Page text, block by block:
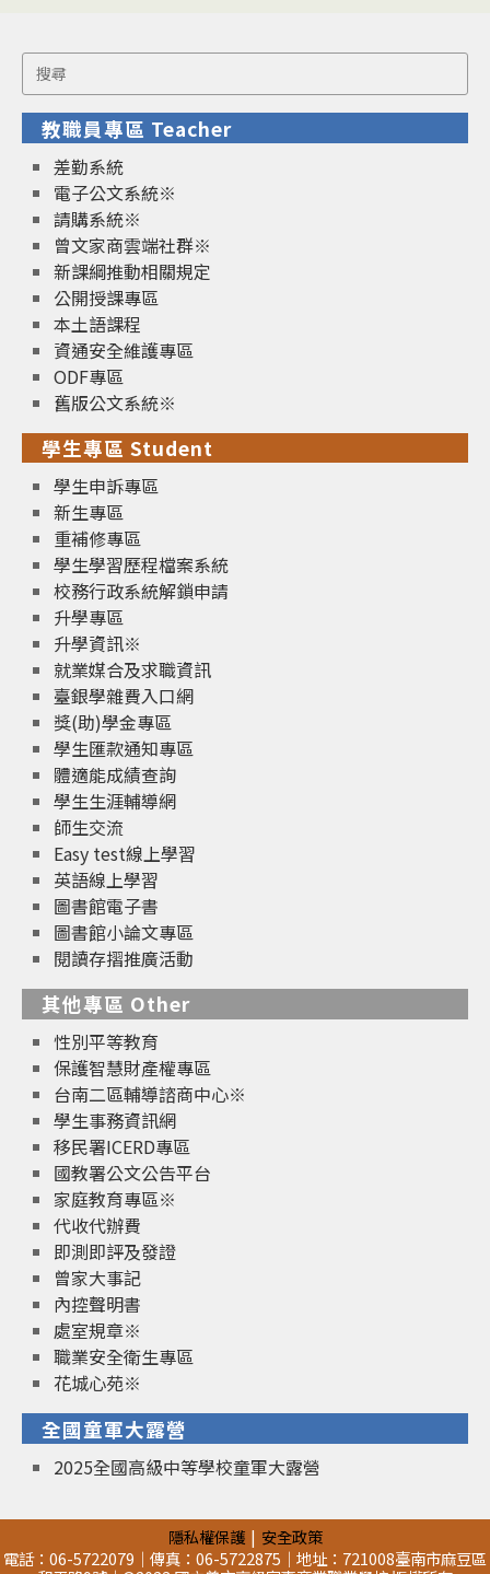
Search
for:
教職員專區 Teacher
差勤系統
電子公文系統※
請購系統※
曾文家商雲端社群※
新課綱推動相關規定
公開授課專區
本土語課程
資通安全維護專區
ODF專區
舊版公文系統※
學生專區 Student
學生申訴專區
新生專區
重補修專區
學生學習歷程檔案系統
校務行政系統解鎖申請
升學專區
升學資訊※
就業媒合及求職資訊
臺銀學雜費入口網
獎(助)學金專區
學生匯款通知專區
體適能成績查詢
學生生涯輔導網
師生交流
Easy test線上學習
英語線上學習
圖書館電子書
圖書館小論文專區
閱讀存摺推廣活動
其他專區 Other
性別平等教育
保護智慧財產權專區
台南二區輔導諮商中心※
學生事務資訊網
移民署ICERD專區
國教署公文公告平台
家庭教育專區※
代收代辦費
即測即評及發證
曾家大事記
內控聲明書
處室規章※
職業安全衛生專區
花城心苑※
全國童軍大露營
2025全國高級中等學校童軍大露營
隱私權保護
安全政策
電話：06-5722079｜傳真：06-5722875｜地址：721008臺南市麻豆區